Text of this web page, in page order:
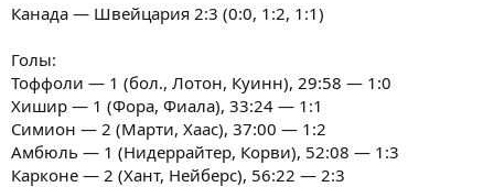
Канада — Швейцария 2:3 (0:0, 1:2, 1:1)
Голы:
Тоффоли — 1 (бол., Лотон, Куинн), 29:58 — 1:0
Хишир — 1 (Фора, Фиала), 33:24 — 1:1
Симион — 2 (Марти, Хаас), 37:00 — 1:2
Амбюль — 1 (Нидеррайтер, Корви), 52:08 — 1:3
Карконе — 2 (Хант, Нейберс), 56:22 — 2:3